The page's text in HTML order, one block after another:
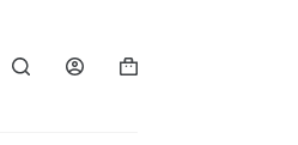
Varukorg